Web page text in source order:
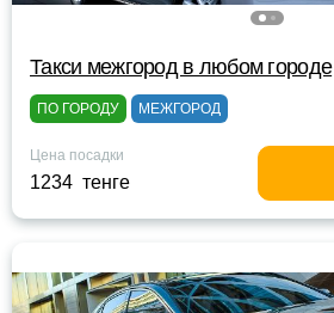
Такси межгород в любом городе
ПО ГОРОДУ МЕЖГОРОД
Цена посадки
1234 тенге